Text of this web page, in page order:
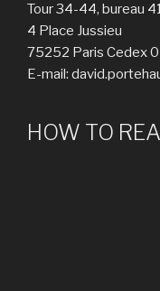
Tour 34-44, bureau
4 Place Jussieu
75252 Paris Cedex
E-mail:
HOW TO